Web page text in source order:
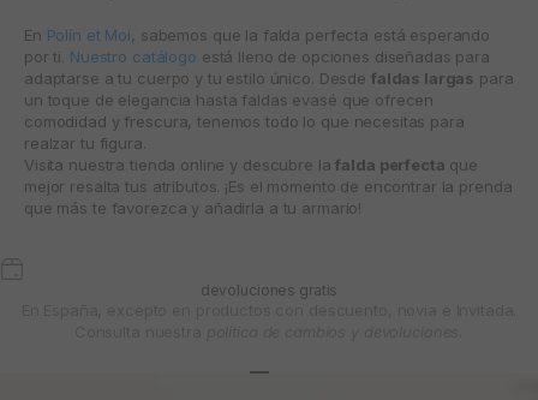
En Polín et Moi, sabemos que la falda perfecta está esperando
por ti. Nuestro catálogo está lleno de opciones diseñadas para
adaptarse a tu cuerpo y tu estilo único. Desde faldas largas para
un toque de elegancia hasta faldas evasé que ofrecen
comodidad y frescura, tenemos todo lo que necesitas para
realzar tu figura.
Visita nuestra tienda online y descubre lafalda perfecta que
mejor resalta tus atributos. ¡Es el momento de encontrar la prenda
que más te favorezca y añadirla a tu armario!
devoluciones gratis